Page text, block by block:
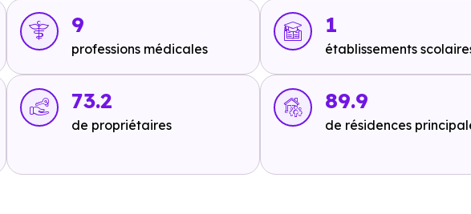
17à 18.8 km, soit 19 min en voiture ou à 8.1 km, soit 1h 36 min à pied
9
professions médicales
1
établissements
73.2
de propriétaires
89.9
de résidences